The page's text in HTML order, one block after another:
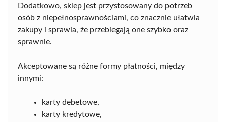
Dodatkowo, sklep jest przystosowany do potrzeb
osób z niepełnosprawnościami, co znacznie ułatwia
zakupy i sprawia, że przebiegają one szybko oraz
sprawnie.
Akceptowane są różne formy płatności, między
innymi:
karty debetowe,
karty kredytowe,